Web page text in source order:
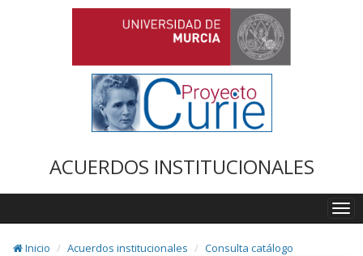
ACUERDOS INSTITUCIONALES
Inicio
Acuerdos institucionales Consulta catálogo